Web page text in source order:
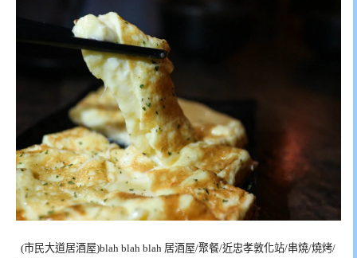
(市民大道居酒屋)blah blah blah 居酒屋/聚餐/近忠孝敦化站/串燒/燒烤/